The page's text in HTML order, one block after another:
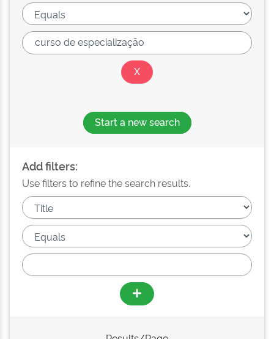
Start a new search
Add filters:
Use filters to refine the search results.